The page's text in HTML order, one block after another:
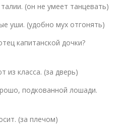
(он не умеет танцевать)
уши. (удобно мух отгонять)
капитанской дочки?
из класса. (за дверь)
подкованной лошади.
(за плечом)